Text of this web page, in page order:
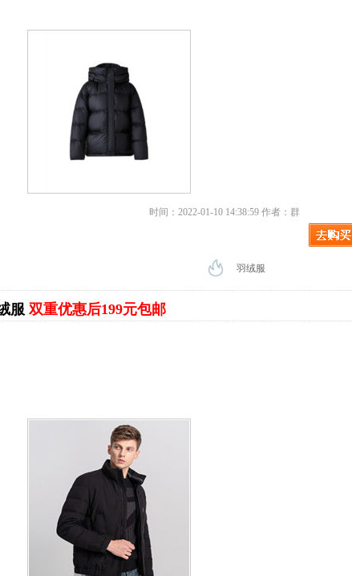
时间：2022-01-10 14:38:59 作者：群
羽绒服
服 双重优惠后199元包邮
宝返利